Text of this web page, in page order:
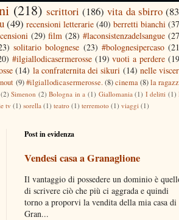
(218) scrittori (186) vita da sbirro
(49) recensioni letterarie (40) berretti bianchi
(29) film (28) #laconsistenzadelsangue
solitario bolognese (23) #bolognesipercaso
#ilgiallodicasermerosse (19) vuoti a perdere
(14) la confraternita dei sikuri (14) nelle
(9) #ilgiallodicasermerosse. (8)cinema(8)la
(2) Simenon (2) Bologna in a (1) Giallomania (1) I delitti (1)
tv (1) sorella (1) teatro (1) terremoto (1) viaggi (1)
Post in evidenza
Vendesi casa a Granaglione
Il vantaggio di possedere un dominio è
di scrivere ciò che più ci aggrada e quindi
torno a proporvi la vendita della mia casa di
Gran...